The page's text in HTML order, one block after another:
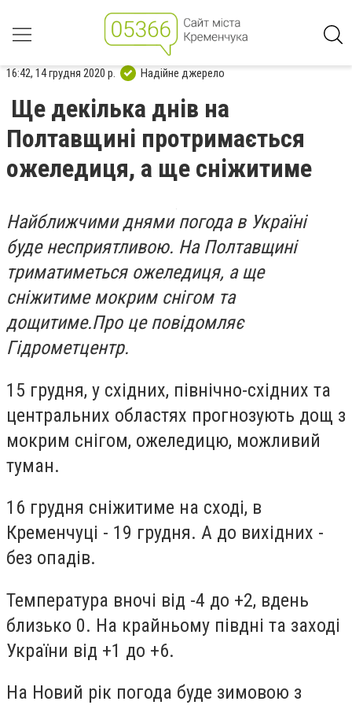
16:42, 14 грудня 2020 р. Надійне джерело
Ще декілька днів на
Полтавщині протримається
ожеледиця, а ще сніжитиме
Найближчими днями погода в Україні
буде несприятливою. На Полтавщині
триматиметься ожеледиця, а ще
сніжитиме мокрим снігом та
дощитиме.Про це повідомляє
Гідрометцентр.
15 грудня, у східних, північно-східних та
центральних областях прогнозують дощ з
мокрим снігом, ожеледицю, можливий
туман.
16 грудня сніжитиме на сході, в
Кременчуці - 19 грудня. А до вихідних -
без опадів.
Температура вночі від -4 до +2, вдень
близько 0. На крайньому півдні та заході
України від +1 до +6.
На Новий рік погода буде зимовою з